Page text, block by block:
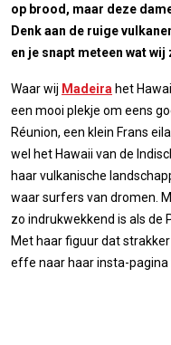
op brood, maar deze
Denk aan de ruige
en je snapt meteen wat wij
Waar wij Madeira het
een mooi plekje om eens
Réunion, een klein Frans
wel het Hawaii van de
haar vulkanische
waar surfers van dromen.
zo indrukwekkend is als de
Met haar figuur dat
effe naar haar insta-pagina